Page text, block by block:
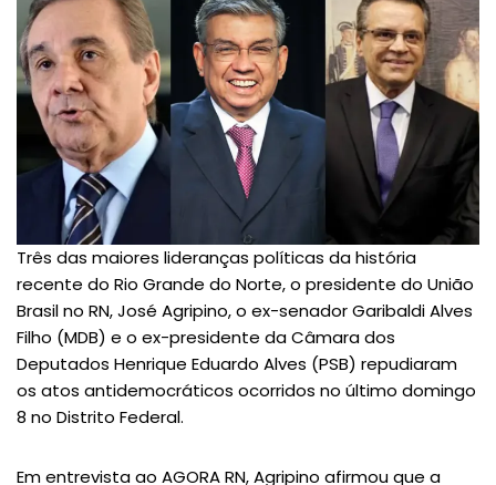
Três das maiores lideranças políticas da história
recente do Rio Grande do Norte, o presidente do União
Brasil no RN, José Agripino, o ex-senador Garibaldi Alves
Filho (MDB) e o ex-presidente da Câmara dos
Deputados Henrique Eduardo Alves (PSB) repudiaram
os atos antidemocráticos ocorridos no último domingo
8 no Distrito Federal.
Em entrevista ao AGORA RN, Agripino afirmou que a